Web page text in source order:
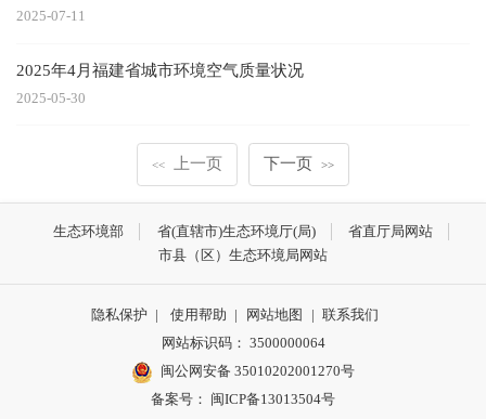
2025-07-11
2025年4月福建省城市环境空气质量状况
2025-05-30
<< 上一页 下一页 >>
生态环境部 省(直辖市)生态环境厅(局)
省直厅局网站
市县（区）生态环境局网站
隐私保护 | 使用帮助 | 网站地图 | 联系我们
网站标识码： 3500000064
闽公网安备 35010202001270号
备案号： 闽ICP备13013504号